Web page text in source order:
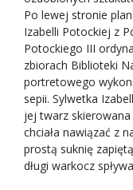
Po lewej stronie
Izabelli Potockiej z
Potockiego III
zbiorach Biblioteki
portretowego
sepii. Sylwetka
jej twarz
chciała nawiązać z
prostą suknię
długi warkocz